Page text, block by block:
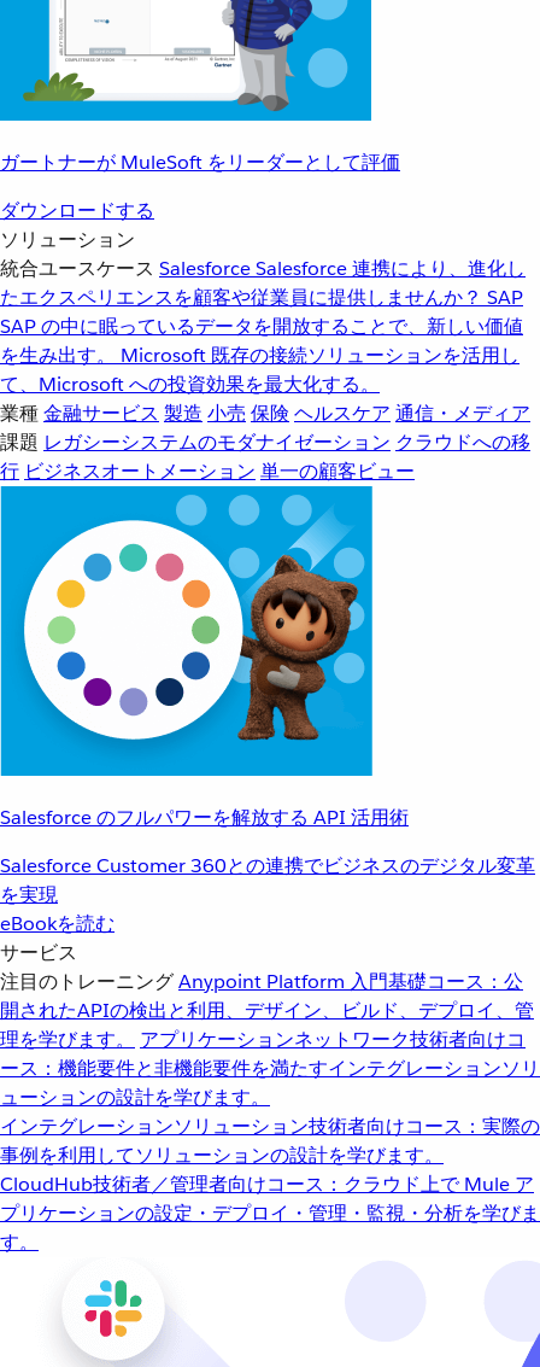
ガートナーが MuleSoft をリーダーとして評価
ダウンロードする
ソリューション
統合ユースケース SalesforceSalesforce 連携により、進化し
たエクスペリエンスを顧客や従業員に提供しませんか？ SAP
SAP の中に眠っているデータを開放することで、新しい価値
を生み出す。
Microsoft 既存の接続ソリューションを活用し
て、Microsoft への投資効果を最大化する。
業種金融サービス 製造 小売 保険 ヘルスケア 通信・メディア
課題 レガシーシステムのモダナイゼーション クラウドへの移
行 ビジネスオートメーション 単一の顧客ビュー
Salesforce のフルパワーを解放する API 活用術
Salesforce Customer 360との連携でビジネスのデジタル変革
を実現
eBookを読む
サービス
注目のトレーニングAnypoint Platform 入門基礎コース：公
開されたAPIの検出と利用、デザイン、ビルド、デプロイ、管
理を学びます。
アプリケーションネットワーク技術者向けコ
ース：機能要件と非機能要件を満たすインテグレーションソリ
ューションの設計を学びます。
インテグレーションソリューション技術者向けコース：実際の
事例を利用してソリューションの設計を学びます。
CloudHub技術者／管理者向けコース：クラウド上で Mule ア
プリケーションの設定・デプロイ・管理・監視・分析を学びま
す。